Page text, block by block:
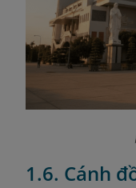
1.6. Cánh